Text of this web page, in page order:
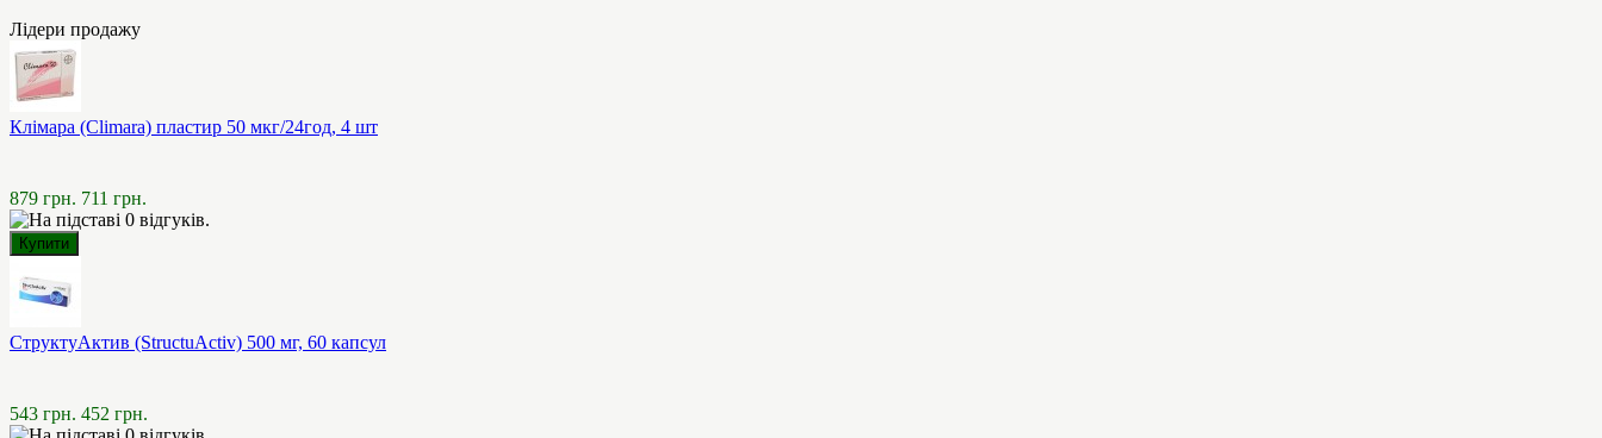
Лідери продажу
Клімара (Climara) пластир 50 мкг/24год, 4 шт
879 грн. 711 грн.
СтруктуАктив (StructuActiv) 500 мг, 60 капсул
543 грн. 452 грн.